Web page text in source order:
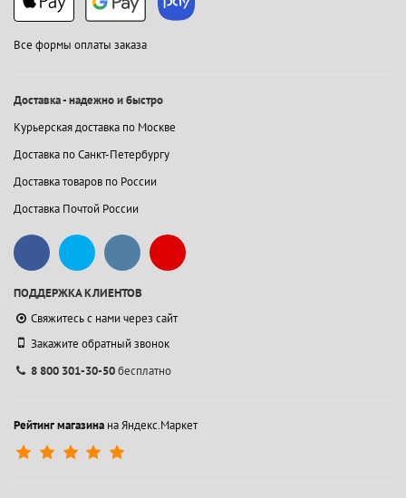
Все формы оплаты заказа
Доставка - надежно и быстро
Курьерская доставка по Москве
Доставка по Санкт-Петербургу
Доставка товаров по России
Доставка Почтой России
ПОДДЕРЖКА КЛИЕНТОВ
Свяжитесь с нами через сайт
Закажите обратный звонок
8 800 301-30-50бесплатно
Рейтинг магазина на Яндекс.Маркет